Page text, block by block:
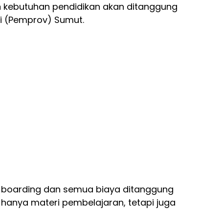
kebutuhan pendidikan akan ditanggung
(Pemprov) Sumut.
dan semua biaya ditanggung
materi pembelajaran, tetapi juga